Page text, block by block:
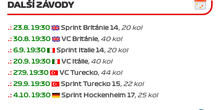
DALŠÍ ZÁVODY
.: 23.8. 19:30 Sprint Británie 14, 20 kol
.: 30.8. 19:30 VC Británie, 40 kol
.: 6.9. 19:30 Sprint Italie 14, 20 kol
.: 20.9. 19:30 VC Itálie, 40 kol
.: 27.9. 19:30 VC Turecko, 44 kol
.: 29.9. 19:30 Sprint Turecko 15, 22 kol
.: 4.10. 19:30 Sprint Hockenheim 17, 25 kol